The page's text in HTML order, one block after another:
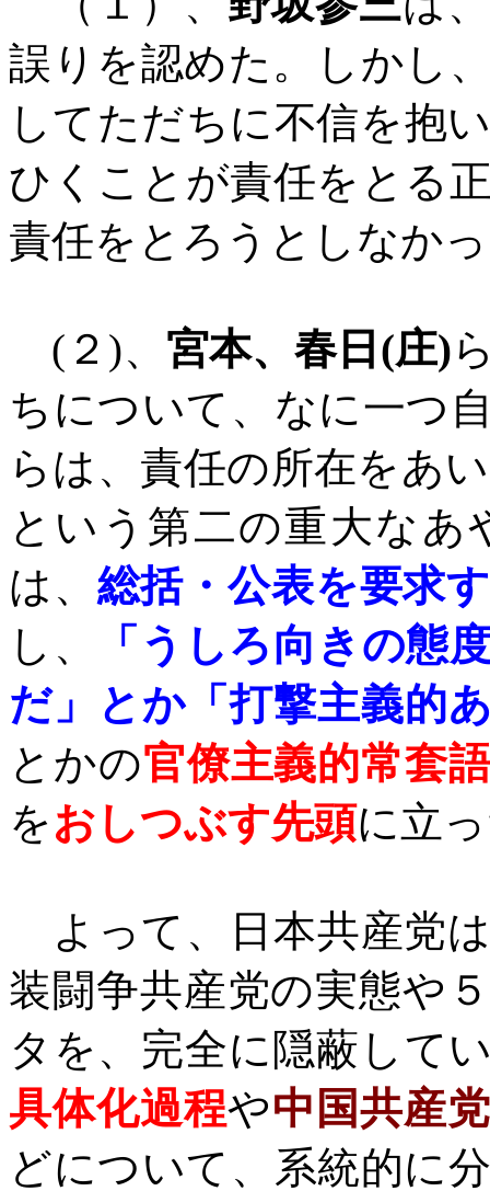
誤りを認めた。しかし
してただちに不信を抱
ひくことが責任をとる
責任をとろうとしなか
( ２ )、 宮本、春日 (庄)
ちについて、なに一つ
らは、責任の所在をあ
という第二の重大な
は、 総括・公表を要求
し、
「うしろ向きの態
だ」とか「打撃主義的
とかの官僚主義的常套
をおしつぶす先頭に立
よって、日本共産党
装闘争共産党の実態や
タを、完全に隠蔽して
具体化過程や中国共産
どについて、系統的に